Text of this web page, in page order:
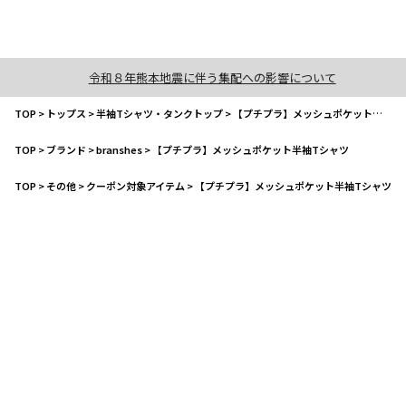
令和８年熊本地震に伴う集配への影響について
TOP> トップス >半袖Tシャツ・タンクトップ> 【プチプラ】メッシュポケット半袖Tシャツ
TOP>ブランド >branshes> 【プチプラ】メッシュポケット半袖Tシャツ
TOP>その他>クーポン対象アイテム > 【プチプラ】メッシュポケット半袖Tシャツ